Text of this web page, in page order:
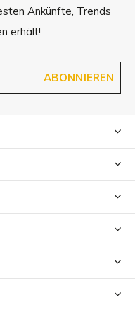
Ankünfte, Trends
erhält!
ABONNIEREN